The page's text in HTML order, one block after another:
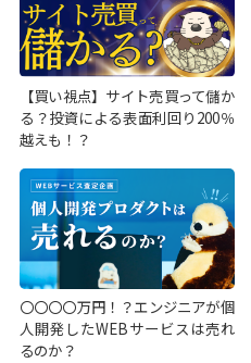
【買い視点】サイト売買って儲か
る？投資による表面利回り200％
越えも！？
〇〇〇〇万円！？エンジニアが個
人開発したWEBサービスは売れ
るのか？